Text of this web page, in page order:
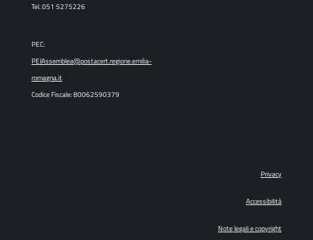
Tel. 051 5275226
PEC:
PEIAssemblea@postacert.regione.emilia-
romagna.it
Codice Fiscale: 80062590379
Privacy
Accessibilità
Note legali e copyright